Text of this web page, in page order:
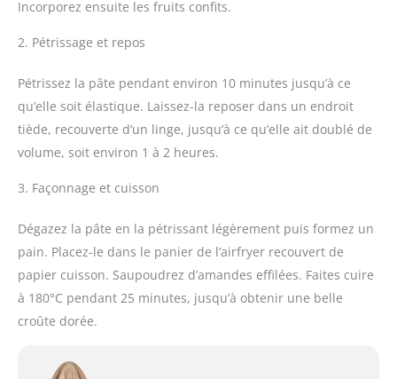
Incorporez ensuite les fruits confits.
2. Pétrissage et repos
Pétrissez la pâte pendant environ 10 minutes jusqu’à ce
qu’elle soit élastique. Laissez-la reposer dans un endroit
tiède, recouverte d’un linge, jusqu’à ce qu’elle ait doublé de
volume, soit environ 1 à 2 heures.
3. Façonnage et cuisson
Dégazez la pâte en la pétrissant légèrement puis formez un
pain. Placez-le dans le panier de l’airfryer recouvert de
papier cuisson. Saupoudrez d’amandes effilées. Faites cuire
à 180°C pendant 25 minutes, jusqu’à obtenir une belle
croûte dorée.